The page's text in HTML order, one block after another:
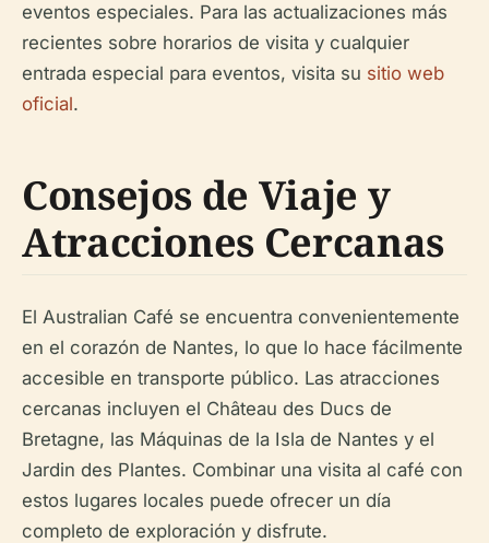
eventos especiales. Para las actualizaciones más
recientes sobre horarios de visita y cualquier
entrada especial para eventos, visita su sitio web
oficial.
Consejos de Viaje y
Atracciones Cercanas
El Australian Café se encuentra convenientemente
en el corazón de Nantes, lo que lo hace fácilmente
accesible en transporte público. Las atracciones
cercanas incluyen el Château des Ducs de
Bretagne, las Máquinas de la Isla de Nantes y el
Jardin des Plantes. Combinar una visita al café con
estos lugares locales puede ofrecer un día
completo de exploración y disfrute.